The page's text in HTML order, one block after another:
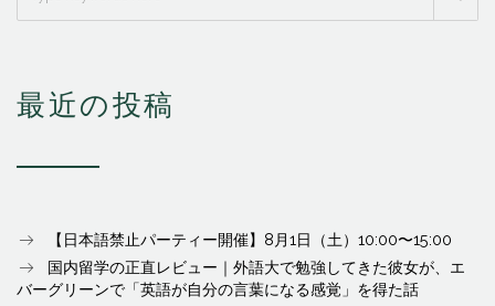
最近の投稿
【日本語禁止パーティー開催】8月1日（土）10:00〜15:00
国内留学の正直レビュー｜外語大で勉強してきた彼女が、エ
バーグリーンで「英語が自分の言葉になる感覚」を得た話